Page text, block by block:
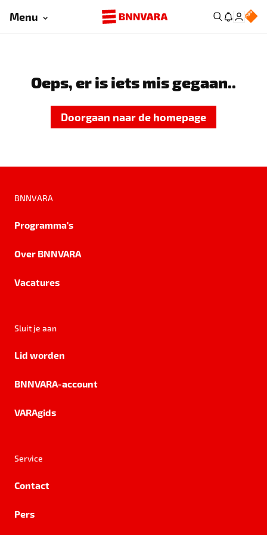
Menu
Oeps, er is iets mis gegaan..
Doorgaan naar de homepage
BNNVARA
Programma's
Over BNNVARA
Vacatures
Sluit je aan
Lid worden
BNNVARA-account
VARAgids
Service
Contact
Pers